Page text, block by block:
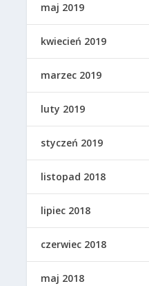
maj 2019
kwiecień 2019
marzec 2019
luty 2019
styczeń 2019
listopad 2018
lipiec 2018
czerwiec 2018
maj 2018